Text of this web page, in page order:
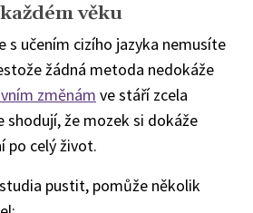
věku
s učením cizího jazyka nemusíte
žádná metoda nedokáže
změnám ve stáří zcela
shodují, že mozek si dokáže
po celý život.
pustit, pomůže několik